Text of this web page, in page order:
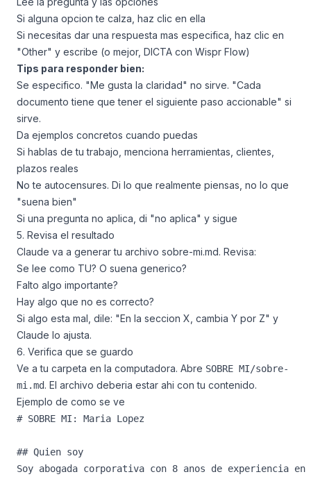
Si alguna opcion te calza, haz clic en ella
Si necesitas dar una respuesta mas especifica, haz clic en
"Other" y escribe (o mejor, DICTA con Wispr Flow)
Tips para responder bien:
Se especifico. "Me gusta la claridad" no sirve. "Cada
documento tiene que tener el siguiente paso accionable" si
sirve.
Da ejemplos concretos cuando puedas
Si hablas de tu trabajo, menciona herramientas, clientes,
plazos reales
No te autocensures. Di lo que realmente piensas, no lo que
"suena bien"
Si una pregunta no aplica, di "no aplica" y sigue
5. Revisa el resultado
Claude va a generar tu archivo sobre-mi.md. Revisa:
Se lee como TU? O suena generico?
Falto algo importante?
Hay algo que no es correcto?
Si algo esta mal, dile: "En la seccion X, cambia Y por Z" y
Claude lo ajusta.
6. Verifica que se guardo
Ve a tu carpeta en la computadora. Abre SOBRE MI/sobre-
mi.md. El archivo deberia estar ahi con tu contenido.
Ejemplo de como se ve
# SOBRE MI: Maria Lopez
## Quien soy
Soy abogada corporativa con 8 anos de experiencia en